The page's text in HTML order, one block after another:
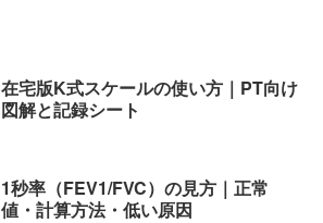
在宅版K式スケールの使い方｜PT向け
図解と記録シート
1秒率（FEV1/FVC）の見方｜正常
値・計算方法・低い原因